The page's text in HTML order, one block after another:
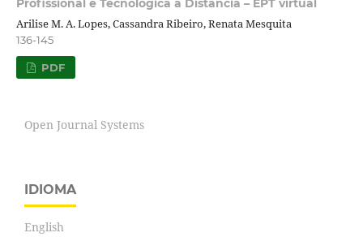
Profissional e Tecnológica a Distância – EPT virtual
Arilise M. A. Lopes, Cassandra Ribeiro, Renata Mesquita
136-145
PDF
Open Journal Systems
IDIOMA
English